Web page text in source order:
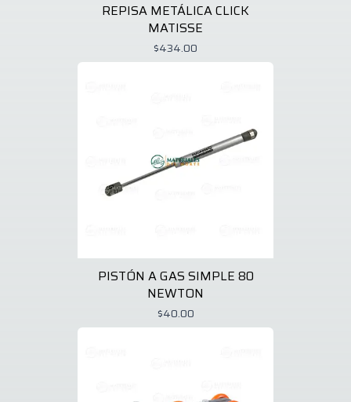
REPISA METÁLICA CLICK
MATISSE
$434.00
PISTÓN A GAS SIMPLE 80
NEWTON
$40.00